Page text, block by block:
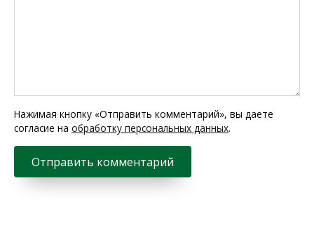
Нажимая кнопку «Отправить комментарий», вы даете
согласие на обработку персональных данных.